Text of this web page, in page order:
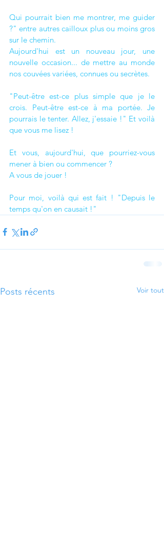
Qui pourrait bien me montrer, me guider
?" entre autres cailloux plus ou moins gros
sur le chemin.
Aujourd'hui est un nouveau jour, une
nouvelle occasion... de mettre au monde
nos couvées variées, connues ou secrètes.
"Peut-être est-ce plus simple que je le
crois. Peut-être est-ce à ma portée. Je
pourrais le tenter. Allez, j'essaie !" Et voilà
que vous me lisez !
Et vous, aujourd'hui, que pourriez-vous
mener à bien ou commencer ?
A vous de jouer !
Pour moi, voilà qui est fait ! "Depuis le
temps qu'on en causait !"
Posts récents Voir tout